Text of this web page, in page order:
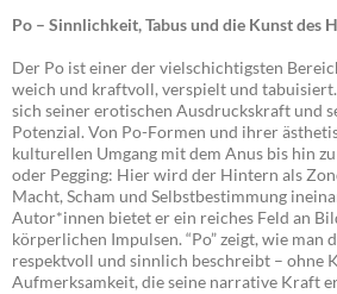
Po – Sinnlichkeit, Tabus und die Kunst des
Der Po ist einer der vielschichtigsten
weich und kraftvoll, verspielt und
sich seiner erotischen Ausdruckskraft und
Potenzial. Von Po-Formen und ihrer
kulturellen Umgang mit dem Anus bis hin
oder Pegging: Hier wird der Hintern als
Macht, Scham und Selbstbestimmung
Autor*innen bietet er ein reiches Feld an
körperlichen Impulsen. “Po” zeigt, wie man
respektvoll und sinnlich beschreibt – ohne
Aufmerksamkeit, die seine narrative Kraft